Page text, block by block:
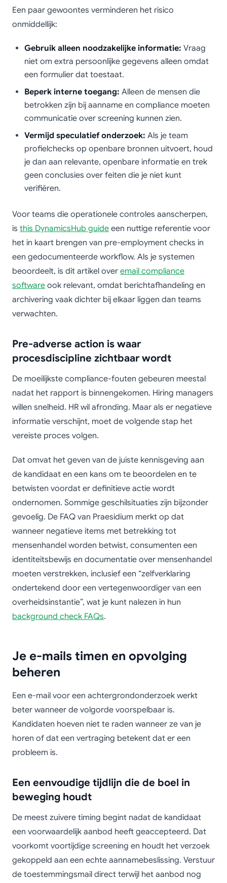
Een paar gewoontes verminderen het risico
onmiddellijk:
Gebruik alleen noodzakelijke informatie: Vraag
niet om extra persoonlijke gegevens alleen omdat
een formulier dat toestaat.
Beperk interne toegang: Alleen de mensen die
betrokken zijn bij aanname en compliance moeten
communicatie over screening kunnen zien.
Vermijd speculatief onderzoek: Als je team
profielchecks op openbare bronnen uitvoert, houd
je dan aan relevante, openbare informatie en trek
geen conclusies over feiten die je niet kunt
verifiëren.
Voor teams die operationele controles aanscherpen,
is this DynamicsHub guide een nuttige referentie voor
het in kaart brengen van pre-employment checks in
een gedocumenteerde workflow. Als je systemen
beoordeelt, is dit artikel over email compliance
software ook relevant, omdat berichtafhandeling en
archivering vaak dichter bij elkaar liggen dan teams
verwachten.
Pre-adverse action is waar
procesdiscipline zichtbaar wordt
De moeilijkste compliance-fouten gebeuren meestal
nadat het rapport is binnengekomen. Hiring managers
willen snelheid. HR wil afronding. Maar als er negatieve
informatie verschijnt, moet de volgende stap het
vereiste proces volgen.
Dat omvat het geven van de juiste kennisgeving aan
de kandidaat en een kans om te beoordelen en te
betwisten voordat er definitieve actie wordt
ondernomen. Sommige geschilsituaties zijn bijzonder
gevoelig. De FAQ van Praesidium merkt op dat
wanneer negatieve items met betrekking tot
mensenhandel worden betwist, consumenten een
identiteitsbewijs en documentatie over mensenhandel
moeten verstrekken, inclusief een “zelfverklaring
ondertekend door een vertegenwoordiger van een
overheidsinstantie”, wat je kunt nalezen in hun
background check FAQs.
Je e-mails timen en opvolging
beheren
Een e-mail voor een achtergrondonderzoek werkt
beter wanneer de volgorde voorspelbaar is.
Kandidaten hoeven niet te raden wanneer ze van je
horen of dat een vertraging betekent dat er een
probleem is.
Een eenvoudige tijdlijn die de boel in
beweging houdt
De meest zuivere timing begint nadat de kandidaat
een voorwaardelijk aanbod heeft geaccepteerd. Dat
voorkomt voortijdige screening en houdt het verzoek
gekoppeld aan een echte aannamebeslissing. Verstuur
de toestemmingsmail direct terwijl het aanbod nog